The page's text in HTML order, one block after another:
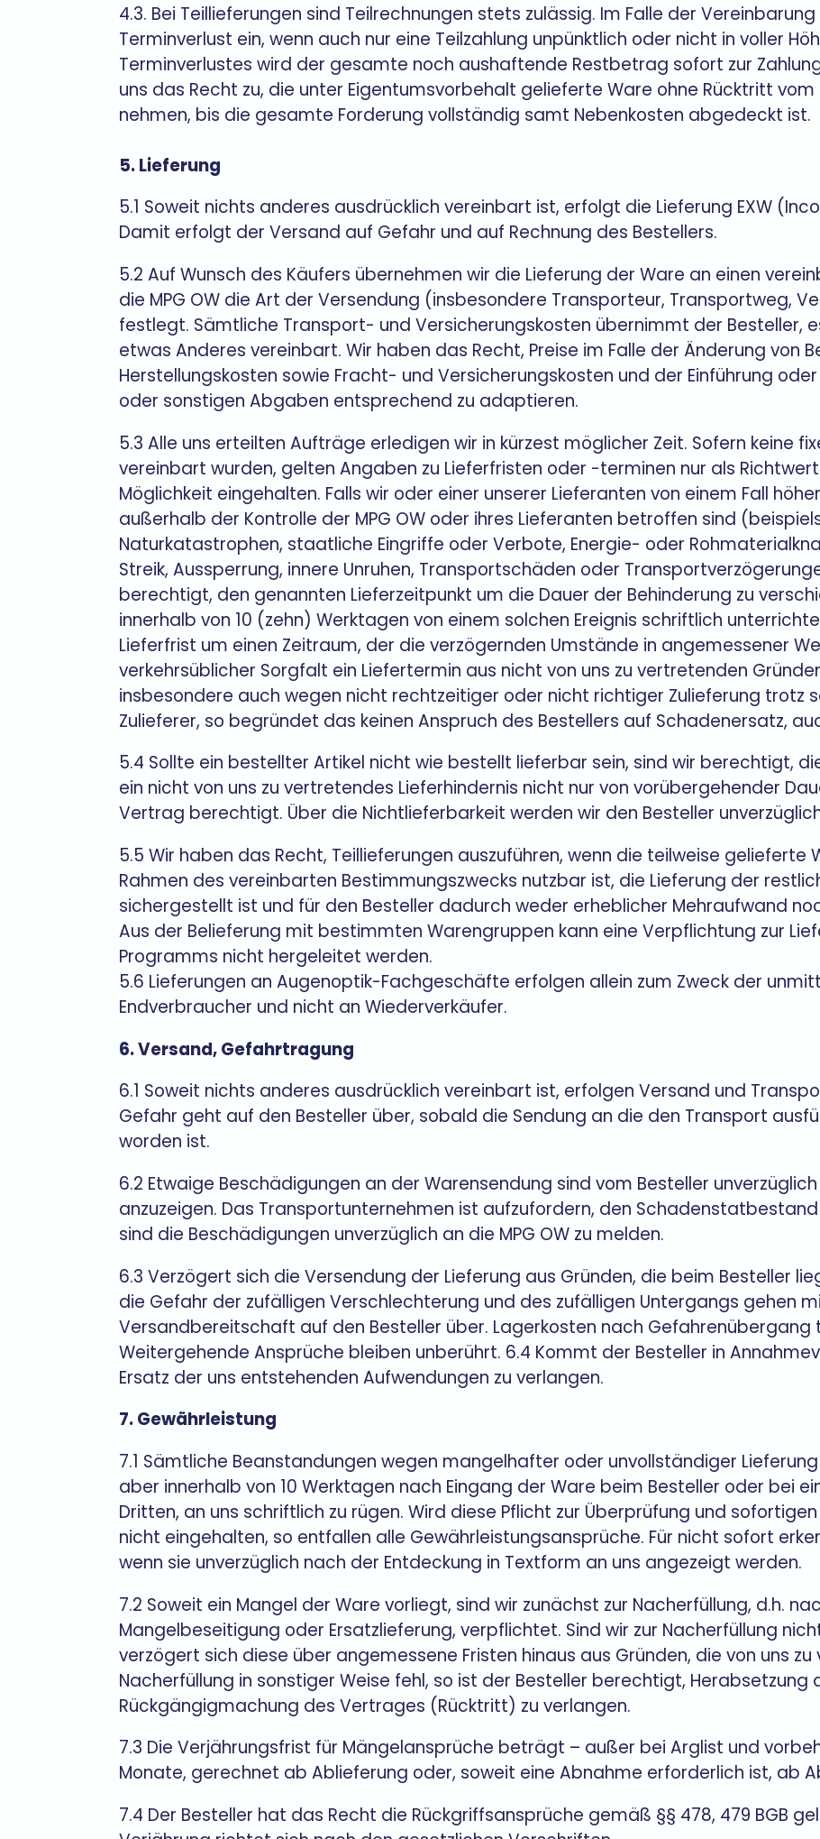
4.3. Bei Teillieferungen sind Teilrechnungen stets zulässig. Im Falle der
Terminverlust ein, wenn auch nur eine Teilzahlung unpünktlich oder nicht in voller
Terminverlustes wird der gesamte noch aushaftende Restbetrag sofort zur
uns das Recht zu, die unter Eigentumsvorbehalt gelieferte Ware ohne Rücktritt
nehmen, bis die gesamte Forderung vollständig samt Nebenkosten abgedeckt ist.
5. Lieferung
5.1 Soweit nichts anderes ausdrücklich vereinbart ist, erfolgt die Lieferung EXW
Damit erfolgt der Versand auf Gefahr und auf Rechnung des Bestellers.
5.2 Auf Wunsch des Käufers übernehmen wir die Lieferung der Ware an einen
die MPG OW die Art der Versendung (insbesondere Transporteur, Transportweg,
festlegt. Sämtliche Transport- und Versicherungskosten übernimmt der Besteller,
etwas Anderes vereinbart. Wir haben das Recht, Preise im Falle der Änderung von
Herstellungskosten sowie Fracht- und Versicherungskosten und der Einführung
oder sonstigen Abgaben entsprechend zu adaptieren.
5.3 Alle uns erteilten Aufträge erledigen wir in kürzest möglicher Zeit. Sofern keine
vereinbart wurden, gelten Angaben zu Lieferfristen oder -terminen nur als
Möglichkeit eingehalten. Falls wir oder einer unserer Lieferanten von einem Fall
außerhalb der Kontrolle der MPG OW oder ihres Lieferanten betroffen sind
Naturkatastrophen, staatliche Eingriffe oder Verbote, Energie- oder
Streik, Aussperrung, innere Unruhen, Transportschäden oder
berechtigt, den genannten Lieferzeitpunkt um die Dauer der Behinderung zu
innerhalb von 10 (zehn) Werktagen von einem solchen Ereignis schriftlich
Lieferfrist um einen Zeitraum, der die verzögernden Umstände in angemessener
verkehrsüblicher Sorgfalt ein Liefertermin aus nicht von uns zu vertretenden
insbesondere auch wegen nicht rechtzeitiger oder nicht richtiger Zulieferung trotz
Zulieferer, so begründet das keinen Anspruch des Bestellers auf Schadenersatz,
5.4 Sollte ein bestellter Artikel nicht wie bestellt lieferbar sein, sind wir berechtigt,
ein nicht von uns zu vertretendes Lieferhindernis nicht nur von vorübergehender
Vertrag berechtigt. Über die Nichtlieferbarkeit werden wir den Besteller
5.5 Wir haben das Recht, Teillieferungen auszuführen, wenn die teilweise gelieferte
Rahmen des vereinbarten Bestimmungszwecks nutzbar ist, die Lieferung der
sichergestellt ist und für den Besteller dadurch weder erheblicher Mehraufwand
Aus der Belieferung mit bestimmten Warengruppen kann eine Verpflichtung zur
Programms nicht hergeleitet werden.
5.6 Lieferungen an Augenoptik-Fachgeschäfte erfolgen allein zum Zweck der
Endverbraucher und nicht an Wiederverkäufer.
6. Versand, Gefahrtragung
6.1 Soweit nichts anderes ausdrücklich vereinbart ist, erfolgen Versand und
Gefahr geht auf den Besteller über, sobald die Sendung an die den Transport
worden ist.
6.2 Etwaige Beschädigungen an der Warensendung sind vom Besteller
anzuzeigen. Das Transportunternehmen ist aufzufordern, den
sind die Beschädigungen unverzüglich an die MPG OW zu melden.
6.3 Verzögert sich die Versendung der Lieferung aus Gründen, die beim Besteller
die Gefahr der zufälligen Verschlechterung und des zufälligen Untergangs gehen
Versandbereitschaft auf den Besteller über. Lagerkosten nach Gefahrenübergang
Weitergehende Ansprüche bleiben unberührt. 6.4 Kommt der Besteller in
Ersatz der uns entstehenden Aufwendungen zu verlangen.
7. Gewährleistung
7.1 Sämtliche Beanstandungen wegen mangelhafter oder unvollständiger
aber innerhalb von 10 Werktagen nach Eingang der Ware beim Besteller oder bei
Dritten, an uns schriftlich zu rügen. Wird diese Pflicht zur Überprüfung und
nicht eingehalten, so entfallen alle Gewährleistungsansprüche. Für nicht sofort
wenn sie unverzüglich nach der Entdeckung in Textform an uns angezeigt werden.
7.2 Soweit ein Mangel der Ware vorliegt, sind wir zunächst zur Nacherfüllung, d.h.
Mangelbeseitigung oder Ersatzlieferung, verpflichtet. Sind wir zur Nacherfüllung
verzögert sich diese über angemessene Fristen hinaus aus Gründen, die von uns
Nacherfüllung in sonstiger Weise fehl, so ist der Besteller berechtigt,
Rückgängigmachung des Vertrages (Rücktritt) zu verlangen.
7.3 Die Verjährungsfrist für Mängelansprüche beträgt – außer bei Arglist und
Monate, gerechnet ab Ablieferung oder, soweit eine Abnahme erforderlich ist, ab
7.4 Der Besteller hat das Recht die Rückgriffsansprüche gemäß §§ 478, 479 BGB